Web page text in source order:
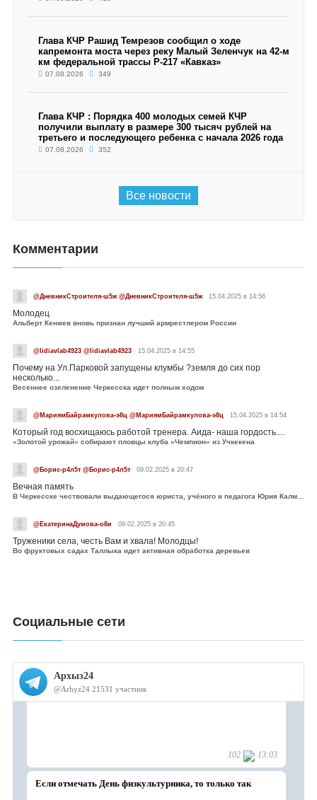
Глава КЧР Рашид Темрезов сообщил о ходе
капремонта моста через реку Малый Зеленчук на 42-м
км федеральной трассы Р-217 «Кавказ»
07.08.2026 349
Глава КЧР : Порядка 400 молодых семей КЧР
получили выплату в размере 300 тысяч рублей на
третьего и последующего ребенка с начала 2026 года
07.08.2026 352
Все новости
Комментарии
@ДневникСтроителя-ш5ж @ДневникСтроителя-ш5ж 15.04.2025 в 14:56
Молодец
Альберт Кенжев вновь признан лучший армрестлером России
@lidiavlab4923 @lidiavlab4923 15.04.2025 в 14:55
Почему на Ул.Парковой запущены клумбы ?земля до сих пор
несколько...
Весеннее озеленение Черкесска идет полным ходом
@МариямБайрамкулова-э8ц @МариямБайрамкулова-э8ц 15.04.2025 в 14:54
Который год восхищаюсь работой тренера. Аида- наша гордость....
«Золотой урожай» собирают пловцы клуба «Чемпион» из Учкекена
@Борис-р4л5т @Борис-р4л5т 09.02.2025 в 20:47
Вечная память
В Черкесске чествовали выдающегося юриста, учёного и педагога Юрия Калмыкова
@ЕкатеринаДумова-о8и 09.02.2025 в 20:45
Труженики села, честь Вам и хвала! Молодцы!
Во фруктовых садах Таллыка идет активная обработка деревьев
Социальные сети